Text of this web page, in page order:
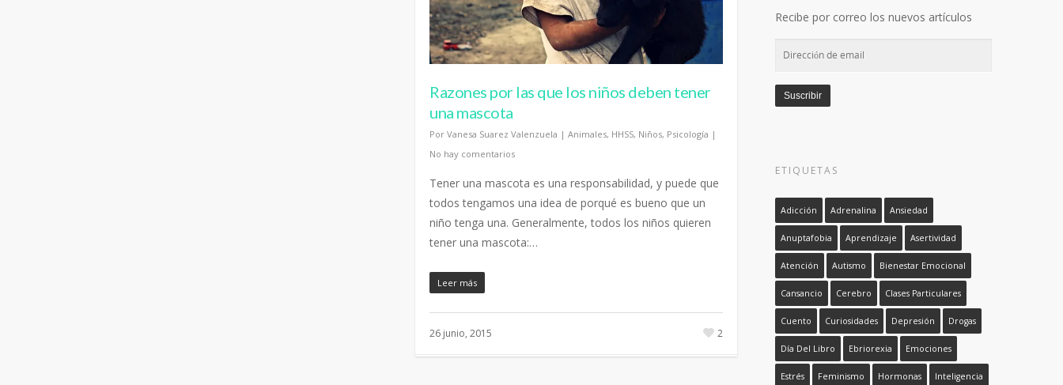
Razones por las que los niños deben tener
una mascota
Por Vanesa Suarez Valenzuela | Animales, HHSS, Niños, Psicología |
No hay comentarios
Tener una mascota es una responsabilidad, y puede que
todos tengamos una idea de porqué es bueno que un
niño tenga una. Generalmente, todos los niños quieren
tener una mascota:…
Leer más
26 junio, 2015 2
Recibe por correo los nuevos artículos
Dirección
email
Suscribir
ETIQUETAS
Adicción Adrenalina Ansiedad
Anuptafobia Aprendizaje Asertividad
Atención Autismo Bienestar Emocional
Cansancio Cerebro Clases Particulares
Cuento Curiosidades Depresión Drogas
Día Del Libro Ebriorexia Emociones
Estrés Feminismo Hormonas Inteligencia